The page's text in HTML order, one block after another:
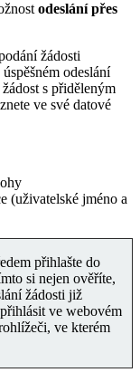
odeslání přes
žádosti
odeslání
s přiděleným
ve své datové
(uživatelské jméno a
přihlašte do
si nejen ověříte,
žádosti již
ve webovém
ve kterém